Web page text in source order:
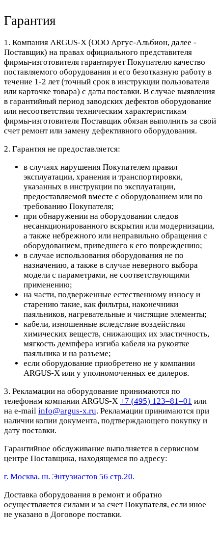
Гарантия
1. Компания ARGUS-X (ООО Аргус-Альбион, далее -
Поставщик) на правах официального представителя
фирмы-изготовителя гарантирует Покупателю качество
поставляемого оборудования и его безотказную работу в
течение 1-2 лет (точный срок в инструкции пользователя
или карточке товара) с даты поставки. В случае выявления
в гарантийный период заводских дефектов оборудование
или несоответствия техническим характеристикам
фирмы-изготовителя Поставщик обязан выполнить за свой
счет ремонт или замену дефективного оборудования.
2. Гарантия не предоставляется:
в случаях нарушения Покупателем правил
эксплуатации, хранения и транспортировки,
указанных в инструкции по эксплуатации,
предоставляемой вместе с оборудованием или по
требованию Покупателя;
при обнаружении на оборудовании следов
несанкционированного вскрытия или модернизации,
а также небрежного или неправильно обращения с
оборудованием, приведшего к его повреждению;
в случае использования оборудования не по
назначению, а также в случае неверного выбора
модели с параметрами, не соответствующими
применению;
на части, подверженные естественному износу и
старению такие, как фильтры, наконечники
паяльников, нагревательные и чистящие элементы;
кабели, изношенные вследствие воздействия
химических веществ, снижающих их эластичность,
мягкость демпфера изгиба кабеля на рукоятке
паяльника и на разъеме;
если оборудование приобретено не у компании
ARGUS-X или у уполномоченных ее дилеров.
3. Рекламации на оборудование принимаются по
телефонам компании ARGUS-X +7 (495) 123–81–01 или
на e-mail info@argus-x.ru. Рекламации принимаются при
наличии копии документа, подтверждающего покупку и
дату поставки.
Гарантийное обслуживание выполняется в сервисном
центре Поставщика, находящемся по адресу:
г. Москва, ш. Энтузиастов 56 стр.20.
Доставка оборудования в ремонт и обратно
осуществляется силами и за счет Покупателя, если иное
не указано в Договоре поставки.